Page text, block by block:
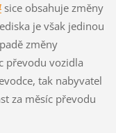
sice obsahuje změny
je však jedinou
změny
převodu vozidla
tak nabyvatel
za měsíc převodu